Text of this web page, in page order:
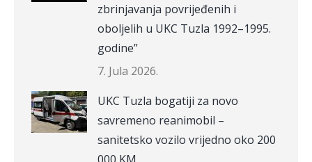
zbrinjavanja povrijeđenih i
oboljelih u UKC Tuzla 1992–1995.
godine”
7. Jula 2026.
UKC Tuzla bogatiji za novo
savremeno reanimobil –
sanitetsko vozilo vrijedno oko 200